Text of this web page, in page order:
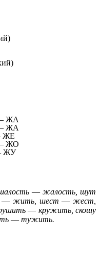
ЖА
ЖА
ЖО
ЖУ
—жалость, шут
— жить, шест—жест,
— кружить, скошу
— тужить.